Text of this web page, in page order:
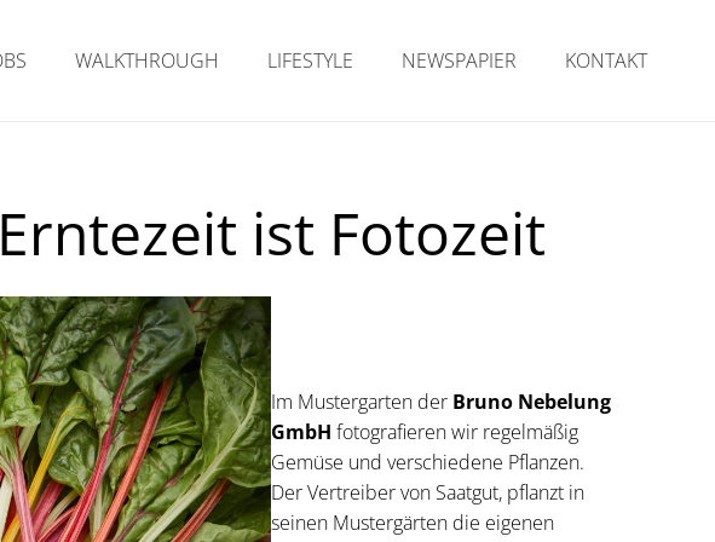
WALKTHROUGH LIFESTYLE NEWSPAPIER KONTAKT
ist Fotozeit
Im Mustergarten der Bruno Nebelung
GmbH fotografieren wir regelmäßig
Gemüse und verschiedene Pflanzen.
Der Vertreiber von Saatgut, pflanzt in
seinen Mustergärten die eigenen